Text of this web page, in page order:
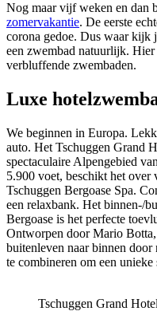
Nog maar vijf weken en dan
zomervakantie. De eerste
corona gedoe. Dus waar kijk
een zwembad natuurlijk. Hier
verbluffende zwembaden.
Luxe
We beginnen in Europa.
auto. Het Tschuggen Grand
spectaculaire Alpengebied
5.900 voet, beschikt het over
Tschuggen Bergoase Spa.
een relaxbank. Het binnen-/
Bergoase is het perfecte
Ontworpen door Mario
buitenleven naar binnen door
te combineren om een ​​unieke
Tschuggen Grand Hotel